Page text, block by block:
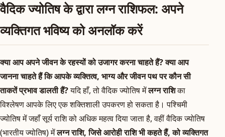
वैदिक ज्योतिष के द्वारा लग्न राशिफल: अपने
व्यक्तिगत भविष्य को अनलॉक करें
क्या आप अपने जीवन के रहस्यों को उजागर करना चाहते हैं? क्या आप
जानना चाहते हैं कि आपके व्यक्तित्व, भाग्य और जीवन पथ पर कौन सी
ताकतें प्रभाव डालती हैं?यदि हाँ, तो वैदिक ज्योतिष मेंलग्न राशिका
विश्लेषण आपके लिए एक शक्तिशाली उपकरण हो सकता है। पश्चिमी
ज्योतिष में जहाँ सूर्य राशि को अधिक महत्व दिया जाता है, वहीं वैदिक ज्योतिष
(भारतीय ज्योतिष) मेंलग्न राशि, जिसे आरोही राशि भी कहते हैं, को व्यक्तिगत